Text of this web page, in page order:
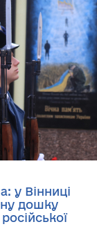
у Вінниці
дошку